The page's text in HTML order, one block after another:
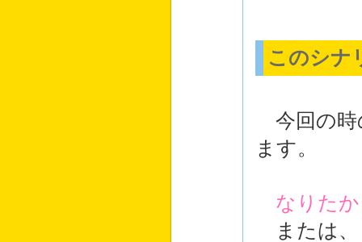
このシナ
今回の時
ます。
なりた
または、